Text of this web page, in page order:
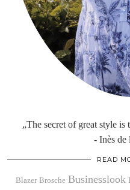
„The secret of great style
- Inès de
READ
Blazer Brosche Businesslook